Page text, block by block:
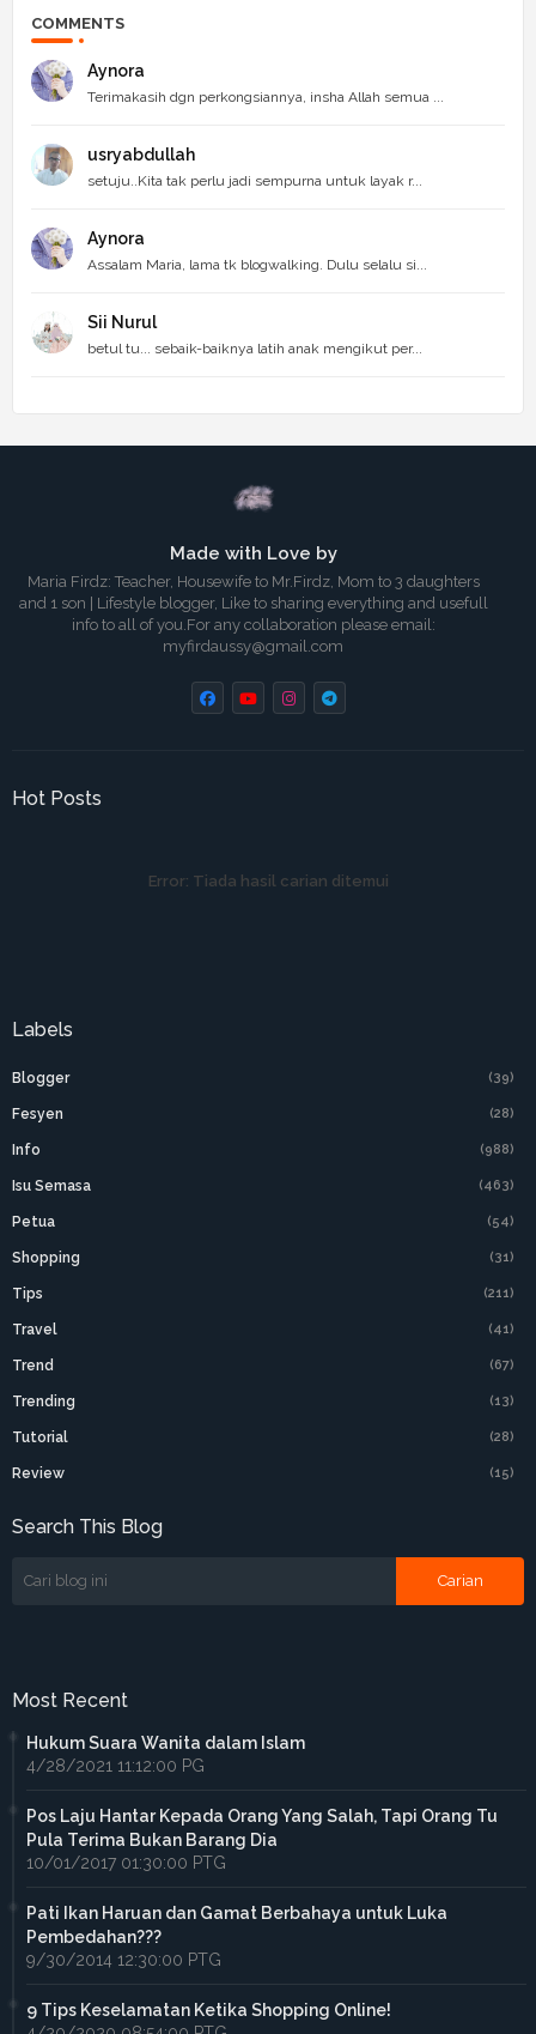
COMMENTS
Aynora
Terimakasih dgn perkongsiannya, insha Allah semua ...
usryabdullah
setuju..Kita tak perlu jadi sempurna untuk layak r...
Aynora
Assalam Maria, lama tk blogwalking. Dulu selalu si...
Sii Nurul
betul tu... sebaik-baiknya latih anak mengikut per...
Made with Love by
Maria Firdz: Teacher, Housewife to Mr.Firdz, Mom to 3 daughters
and 1 son | Lifestyle blogger, Like to sharing everything and usefull
info to all of you.For any collaboration please email:
myfirdaussy@gmail.com
Hot Posts
Error: Tiada hasil carian ditemui
Labels
Blogger (39)
Fesyen (28)
Info (988)
Isu Semasa (463)
Petua (54)
Shopping (31)
Tips (211)
Travel (41)
Trend (67)
Trending (13)
Tutorial (28)
Review (15)
Search This Blog
Most Recent
Hukum Suara Wanita dalam Islam
4/28/2021 11:12:00 PG
Pos Laju Hantar Kepada Orang Yang Salah, Tapi Orang Tu
Pula Terima Bukan Barang Dia
10/01/2017 01:30:00 PTG
Pati Ikan Haruan dan Gamat Berbahaya untuk Luka
Pembedahan???
9/30/2014 12:30:00 PTG
9 Tips Keselamatan Ketika Shopping Online!